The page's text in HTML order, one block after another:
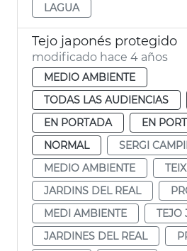
LAGUA
Tejo japonés protegido
modificado hace 4 años
MEDIO AMBIENTE
TODAS LAS AUDIENCIAS
EN PORTADA
EN
NORMAL
SERGI
MEDIO AMBIENTE
JARDINS DEL REAL
MEDI AMBIENTE
TEJO
JARDINES DEL REAL